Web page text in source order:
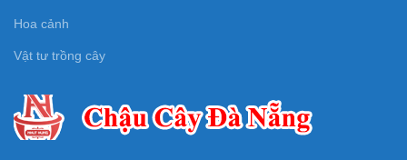
Hoa cảnh
Vật tư trồng cây